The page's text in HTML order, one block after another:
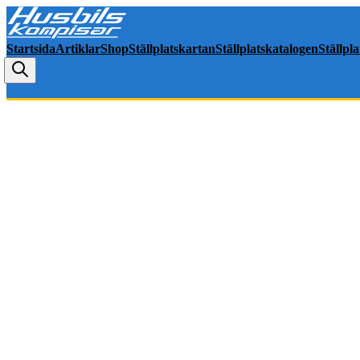
StartsidaArtiklarShopStällplatskartanStällplatskatalogen